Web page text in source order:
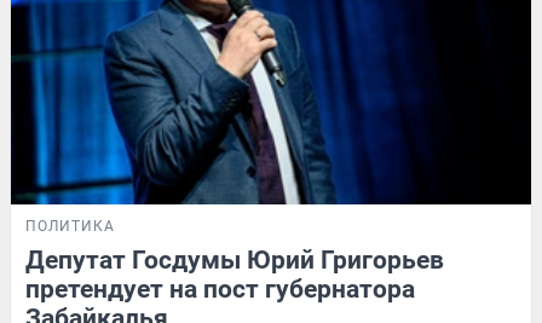
ПОЛИТИКА
Депутат Госдумы Юрий Григорьев
претендует на пост губернатора